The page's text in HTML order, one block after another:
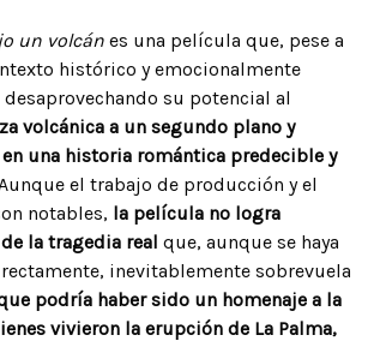
un volcán es una película que, pese a
histórico y emocionalmente
su potencial al
volcánica a un segundo plano y
una historia romántica predecible y
el trabajo de producción y el
notables, la película no logra
la tragedia real que, aunque se haya
inevitablemente sobrevuela
podría haber sido un homenaje a la
vivieron la erupción de La Palma,